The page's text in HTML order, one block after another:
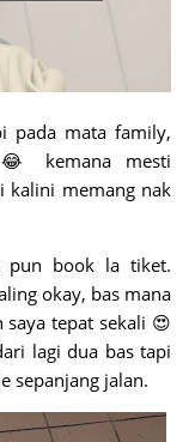
pada mata family,
kemana mesti
kalini memang nak
pun book la tiket.
okay, bas mana
tepat sekali 😍
lagi dua bas tapi
sepanjang jalan.